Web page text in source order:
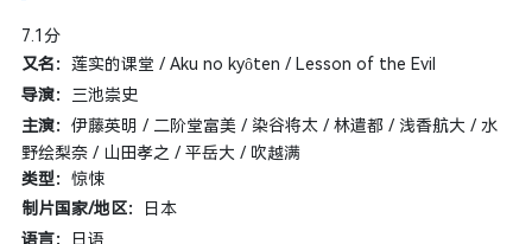
7.1 分
又名： 莲实的课堂 / Aku no kyôten / Lesson of the Evil
导演： 三池崇史
主演： 伊藤英明 / 二阶堂富美 / 染谷将太 / 林遣都 / 浅香航大 / 水
野绘梨奈 / 山田孝之 / 平岳大 / 吹越满
类型： 惊悚
制片国家/地区：
日本
语言：
日语